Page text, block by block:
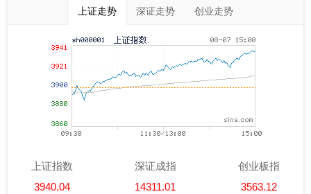
上证走势 深证走势 创业走势
上证指数
3940.04
深证成指
14311.01
创业板指
3563.12